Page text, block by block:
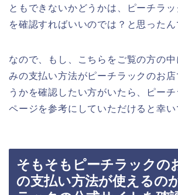
ともできないかどうかは、ピーチラッ
を確認すればいいのでは？と思ったん
なので、もし、こちらをご覧の方の
みの支払い方法がピーチラックのお
うかを確認したい方がいたら、ピー
ページを参考にしていただけると幸い
そもそもピーチラックの
の支払い方法が使えるの